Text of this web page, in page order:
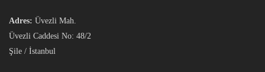
Adres: Üvezli Mah.
Üvezli Caddesi No: 48/2
Şile / İstanbul